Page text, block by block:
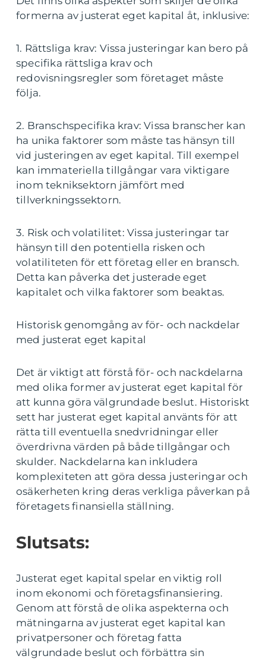
formerna av justerat eget kapital åt, inklusive:
1. Rättsliga krav: Vissa justeringar kan bero på
specifika rättsliga krav och
redovisningsregler som företaget måste
följa.
2. Branschspecifika krav: Vissa branscher kan
ha unika faktorer som måste tas hänsyn till
vid justeringen av eget kapital. Till exempel
kan immateriella tillgångar vara viktigare
inom tekniksektorn jämfört med
tillverkningssektorn.
3. Risk och volatilitet: Vissa justeringar tar
hänsyn till den potentiella risken och
volatiliteten för ett företag eller en bransch.
Detta kan påverka det justerade eget
kapitalet och vilka faktorer som beaktas.
Historisk genomgång av för- och nackdelar
med justerat eget kapital
Det är viktigt att förstå för- och nackdelarna
med olika former av justerat eget kapital för
att kunna göra välgrundade beslut. Historiskt
sett har justerat eget kapital använts för att
rätta till eventuella snedvridningar eller
överdrivna värden på både tillgångar och
skulder. Nackdelarna kan inkludera
komplexiteten att göra dessa justeringar och
osäkerheten kring deras verkliga påverkan på
företagets finansiella ställning.
Slutsats:
Justerat eget kapital spelar en viktig roll
inom ekonomi och företagsfinansiering.
Genom att förstå de olika aspekterna och
mätningarna av justerat eget kapital kan
privatpersoner och företag fatta
välgrundade beslut och förbättra sin